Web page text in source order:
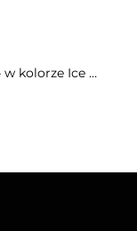
Regulowany top z siateczką – CANDY – w kolorze Ice White